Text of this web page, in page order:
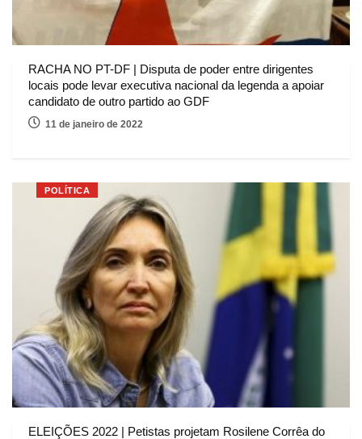
RACHA NO PT-DF | Disputa de poder entre dirigentes
locais pode levar executiva nacional da legenda a apoiar
candidato de outro partido ao GDF
11 de janeiro de 2022
POLÍTICA
ELEIÇÕES 2022 | Petistas projetam Rosilene Corrêa do